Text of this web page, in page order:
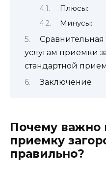
Плюсы:
Минусы:
услугам приемки
стандартной
Заключение
Почему важно
приемку
правильно?